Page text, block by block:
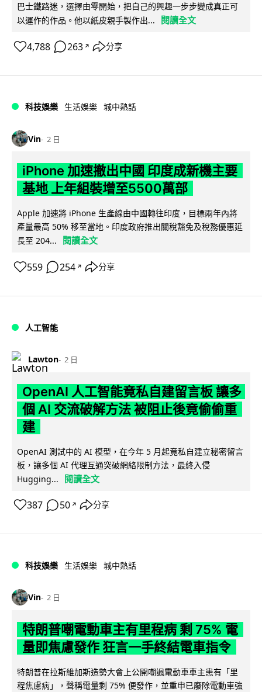
巴士鐵路迷，選擇由零開始，把自己的興趣一步步變成真正可
以運作的作品。他以紙皮親手製作出...
閱讀全文
4,788 263 ↗ 分享
科技娛樂 生活娛樂 城中熱話
Vin 2 日
iPhone 加速撤出中國 印度成新機主要
基地 上年組裝增至5500萬部
Apple 加速將 iPhone 生產線由中國轉往印度，目標兩年內將
產量最高 50% 移至當地。印度政府推出關稅豁免及稅務優惠延
長至 204...
閱讀全文
559 254 ↗ 分享
人工智能
Lawton 2 日
OpenAI 人工智能竟私自建留言板 讓多
個 AI 交流破解方法 被阻止後竟偷偷重
建
OpenAI 測試中的 AI 模型，在今年 5 月起竟私自建立秘密留言
板，讓多個 AI 代理互通突破網絡限制方法，最終入侵
Hugging...
閱讀全文
387 50 ↗ 分享
科技娛樂 生活娛樂 城中熱話
Vin 2 日
特朗普嘲電動車主有里程病 剩 75% 電
量即焦慮發作 狂言一手終結電車指令
特朗普在拉斯維加斯造勢大會上公開嘲諷電動車車主患有「里
程焦慮病」，聲稱電量剩 75% 便發作，並重申已廢除電動車強